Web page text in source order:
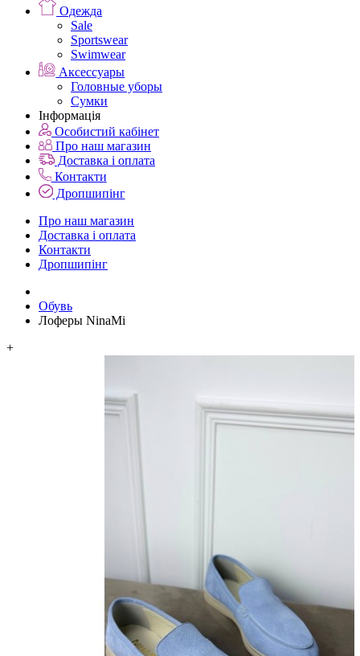
Одежда
Sale
Sportswear
Swimwear
Аксессуары
Головные уборы
Сумки
Інформація
Особистий кабінет
Про наш магазин
Доставка і оплата
Контакти
Дропшипінг
Про наш магазин
Доставка і оплата
Контакти
Дропшипінг
Обувь
Лоферы NinaMi
+